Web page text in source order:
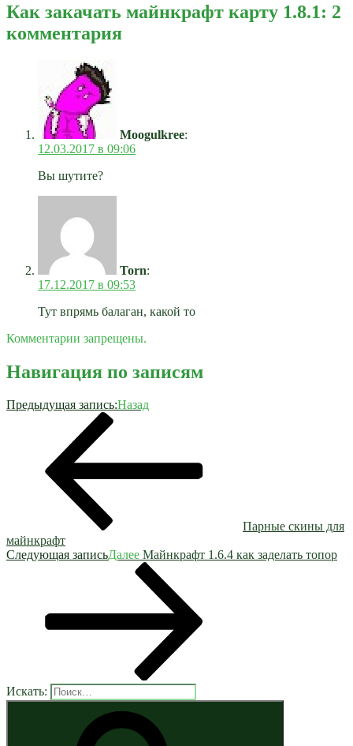
Как закачать майнкрафт карту 1.8.1: 2
комментария
Moogulkree:
12.03.2017 в 09:06
Вы шутите?
Torn:
17.12.2017 в 09:53
Тут впрямь балаган, какой то
Комментарии запрещены.
Навигация по записям
Предыдущая запись:Назад
Парные скины для
майнкрафт
Следующая записьДалее Майнкрафт 1.6.4 как заделать топор
Искать: